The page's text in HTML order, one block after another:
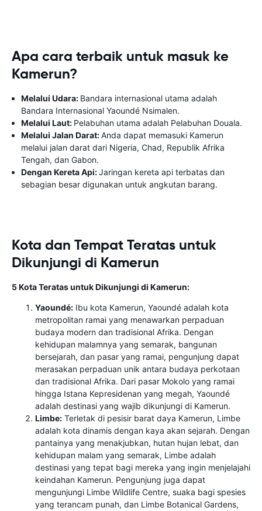
Apa cara terbaik untuk masuk ke
Kamerun?
Melalui Udara: Bandara internasional utama adalah
Bandara Internasional Yaoundé Nsimalen.
Melalui Laut: Pelabuhan utama adalah Pelabuhan Douala.
Melalui Jalan Darat:Anda dapat memasuki Kamerun
melalui jalan darat dari Nigeria, Chad, Republik Afrika
Tengah, dan Gabon.
Dengan Kereta Api:Jaringan kereta api terbatas dan
sebagian besar digunakan untuk angkutan barang.
Kota dan Tempat Teratas untuk
Dikunjungi di Kamerun
5 Kota Teratas untuk Dikunjungi di Kamerun:
Yaoundé: Ibu kota Kamerun, Yaoundé adalah kota
metropolitan ramai yang menawarkan perpaduan
budaya modern dan tradisional Afrika. Dengan
kehidupan malamnya yang semarak, bangunan
bersejarah, dan pasar yang ramai, pengunjung dapat
merasakan perpaduan unik antara budaya perkotaan
dan tradisional Afrika. Dari pasar Mokolo yang ramai
hingga Istana Kepresidenan yang megah, Yaoundé
adalah destinasi yang wajib dikunjungi di Kamerun.
Limbe: Terletak di pesisir barat daya Kamerun, Limbe
adalah kota dinamis dengan kaya akan sejarah. Dengan
pantainya yang menakjubkan, hutan hujan lebat, dan
kehidupan malam yang semarak, Limbe adalah
destinasi yang tepat bagi mereka yang ingin menjelajahi
keindahan Kamerun. Pengunjung juga dapat
mengunjungi Limbe Wildlife Centre, suaka bagi spesies
yang terancam punah, dan Limbe Botanical Gardens,